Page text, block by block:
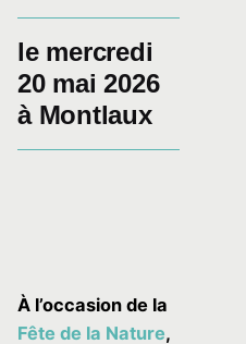
le mercredi
20 mai 2026
à Montlaux
À l’occasion de la
Fête de la Nature,